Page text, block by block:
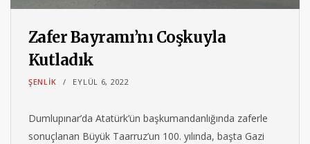
Zafer Bayramı’nı Coşkuyla
Kutladık
ŞENLIK EYLÜL 6, 2022
Dumlupınar’da Atatürk’ün başkumandanlığında zaferle
sonuçlanan Büyük Taarruz’un 100. yılında, başta Gazi